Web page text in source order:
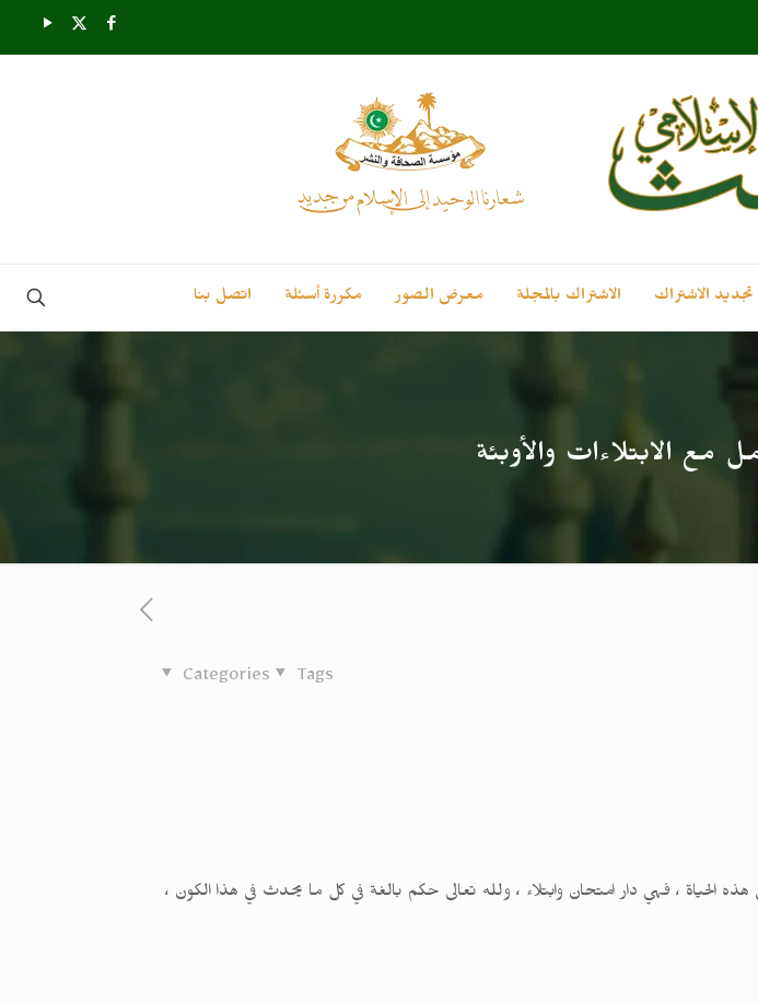
تجديد الاشتراك الاشتراك بالمجلة معرض الصور مكررة أسئلة اتصل بنا
مع الابتلاءات والأوبئة
Categories Tags
الحياة ، فهي دار امتحان وابتلاء ، ولله تعالى حكم بالغة في كل ما يحدث في هذا الكون ،